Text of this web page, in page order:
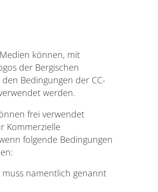
können, mit
der Bergischen
Bedingungen der CC-
werden.
frei verwendet
Kommerzielle
folgende Bedingungen
muss namentlich genannt